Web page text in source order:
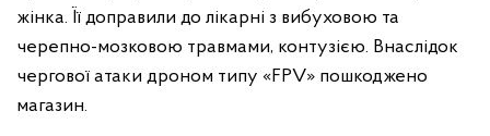
жінка. Її доправили до лікарні з вибуховою та
черепно-мозковою травмами, контузією. Внаслідок
чергової атаки дроном типу «FPV» пошкоджено
магазин.